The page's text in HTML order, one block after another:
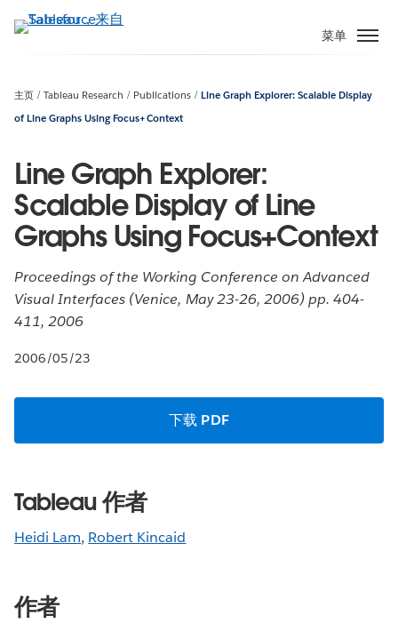
转
要
内
菜单
主页 Tableau Research Publications
Line Graph Explorer: Scalable Display
of Line Graphs Using Focus+Context
Line Graph Explorer:
Scalable Display of Line
Graphs Using Focus+Context
Proceedings of the Working Conference on Advanced
Visual Interfaces (Venice, May 23-26, 2006) pp. 404-
411, 2006
2006/05/23
下载 PDF
Tableau 作者
Heidi Lam, Robert Kincaid
作者